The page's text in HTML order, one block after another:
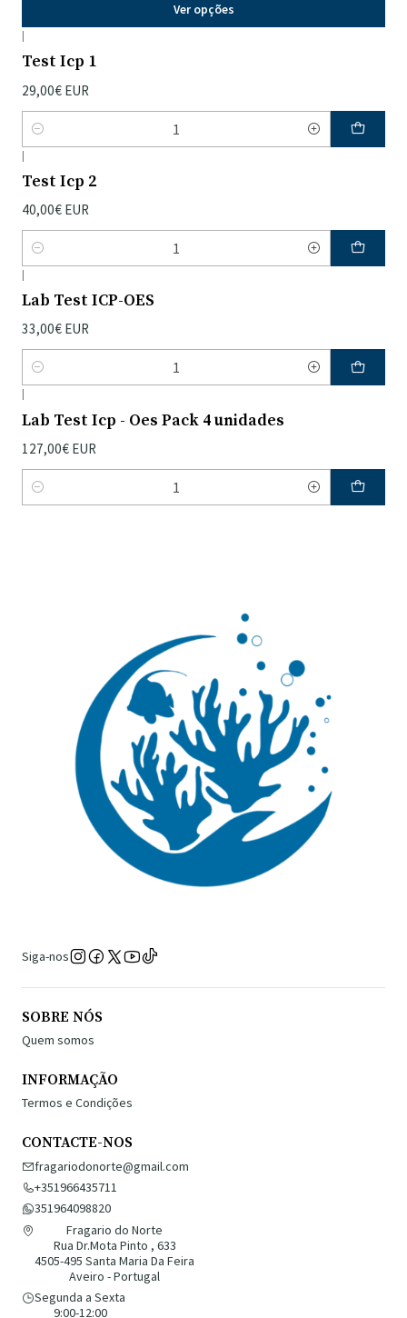
Ver opções
|
Test Icp 1
29,00€ EUR
Quantidade
|
Test Icp 2
40,00€ EUR
Quantidade
|
Lab Test ICP-OES
33,00€ EUR
Quantidade
|
Lab Test Icp - Oes Pack 4 unidades
127,00€ EUR
Quantidade
Siga-nos
SOBRE NÓS
Quem somos
INFORMAÇÃO
Termos e Condições
CONTACTE-NOS
fragariodonorte@gmail.com
+351966435711
351964098820
Fragario do Norte
Rua Dr.Mota Pinto , 633
4505-495 Santa Maria Da Feira
Aveiro - Portugal
Segunda a Sexta
9:00-12:00